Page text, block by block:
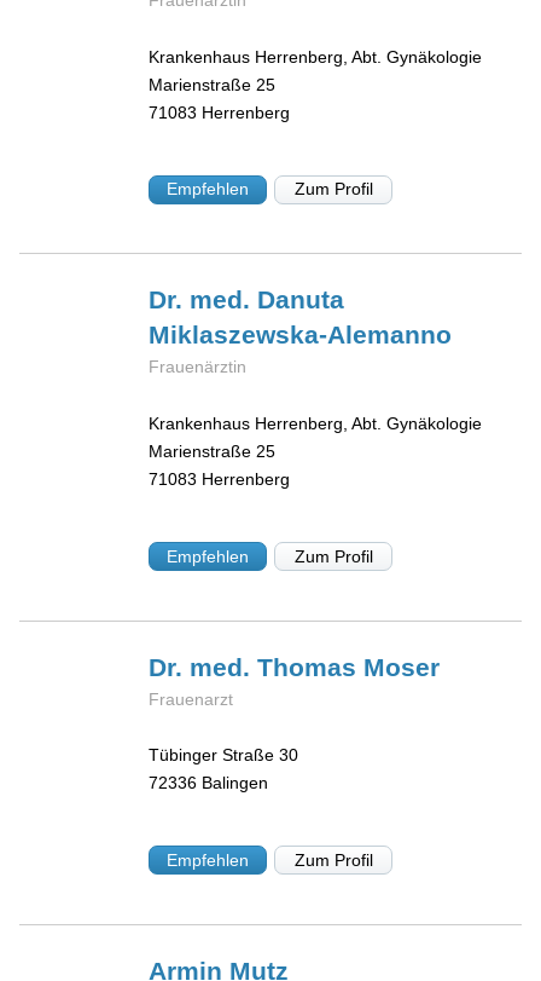
Krankenhaus Herrenberg, Abt. Gynäkologie
Marienstraße 25
71083 Herrenberg
Empfehlen Zum Profil
Dr. med. Danuta
Miklaszewska-Alemanno
Frauenärztin
Krankenhaus Herrenberg, Abt. Gynäkologie
Marienstraße 25
71083 Herrenberg
Empfehlen Zum Profil
Dr. med. Thomas Moser
Frauenarzt
Tübinger Straße 30
72336 Balingen
Empfehlen Zum Profil
Armin Mutz